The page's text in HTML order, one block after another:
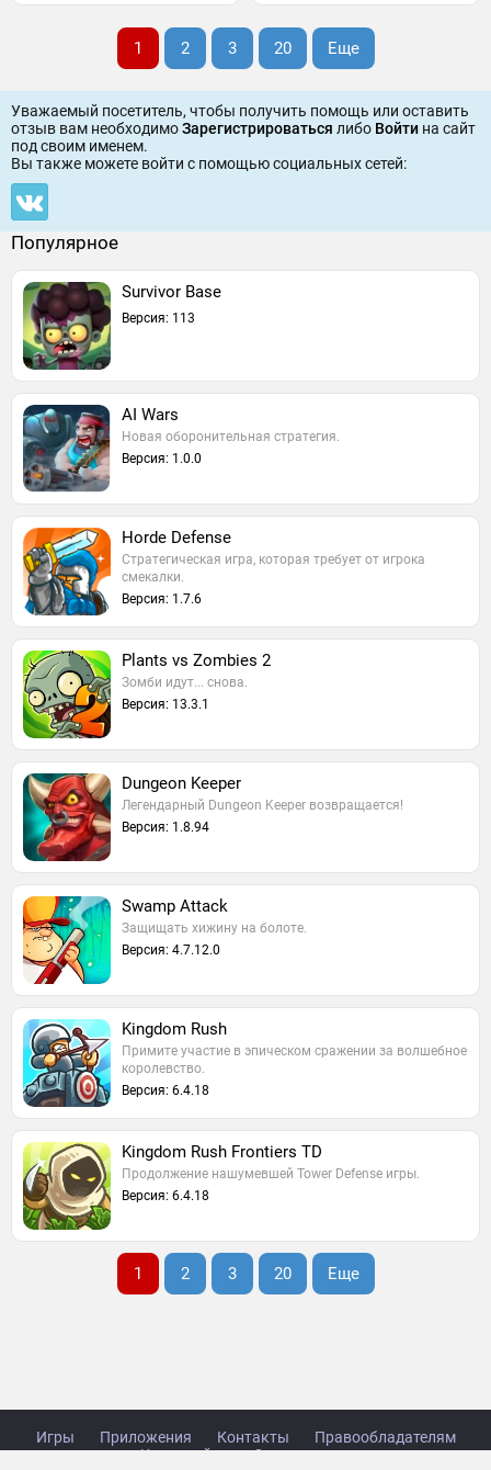
1 2 3 20 Еще
Уважаемый посетитель, чтобы получить помощь или оставить
отзыв вам необходимоЗарегистрироваться либо Войти на сайт
под своим именем.
Вы также можете войти c помощью социальных сетей:
Популярное
Survivor Base
Версия: 113
AI Wars
Новая оборонительная стратегия.
Версия: 1.0.0
Horde Defense
Стратегическая игра, которая требует от игрока
смекалки.
Версия: 1.7.6
Plants vs Zombies 2
Зомби идут... снова.
Версия: 13.3.1
Dungeon Keeper
Легендарный Dungeon Keeper возвращается!
Версия: 1.8.94
Swamp Attack
Защищать хижину на болоте.
Версия: 4.7.12.0
Kingdom Rush
Примите участие в эпическом сражении за волшебное
королевство.
Версия: 6.4.18
Kingdom Rush Frontiers TD
Продолжение нашумевшей Tower Defense игры.
Версия: 6.4.18
1 2 3 20 Еще
Игры Приложения Контакты
Правообладателям
Карта сайта
Стол заказов